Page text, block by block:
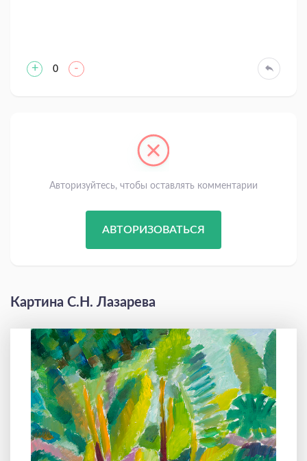
+ 0 -
Авторизуйтесь, чтобы оставлять комментарии
АВТОРИЗОВАТЬСЯ
Картина С.Н. Лазарева